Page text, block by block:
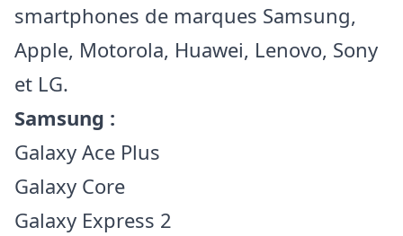
smartphones de marques Samsung,
Apple, Motorola, Huawei, Lenovo, Sony
et LG.
Samsung :
Galaxy Ace Plus
Galaxy Core
Galaxy Express 2